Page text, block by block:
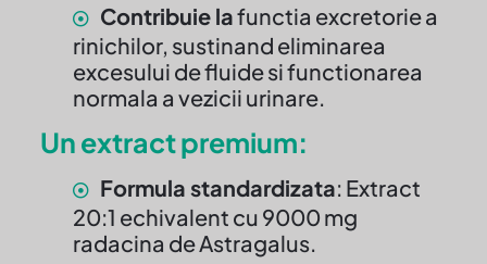
Contribuie lafunctia excretorie a
rinichilor, sustinand eliminarea
excesului de fluide si functionarea
normala a vezicii urinare.
Un extract premium:
Formula standardizata: Extract
20:1 echivalent cu 9000 mg
radacina de Astragalus.